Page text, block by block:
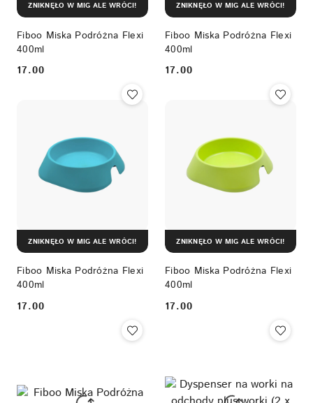
Fiboo Miska Podróżna Flexi
400ml
Cena:
17.00
ZNIKNĘŁO W MIG ALE WRÓCI!
Fiboo Miska Podróżna Flexi
400ml
Cena:
17.00
ZNIKNĘŁO W MIG ALE WRÓCI!
Fiboo Miska Podróżna Flexi
400ml
Cena:
17.00
ZNIKNĘŁO W MIG ALE WRÓCI!
Fiboo Miska Podróżna Flexi
400ml
Cena:
17.00
ZNIKNĘŁO W MIG ALE WRÓCI!